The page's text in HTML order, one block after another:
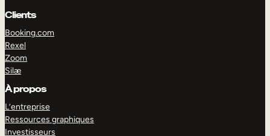
Clients
Booking.com
Rexel
Zoom
Silæ
À propos
L’entreprise
Ressources graphiques
Investisseurs